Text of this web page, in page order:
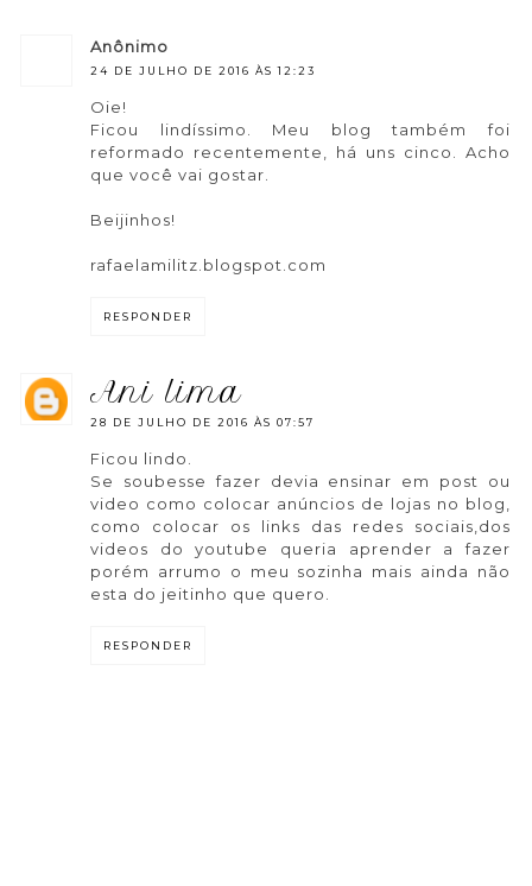
anônimo
24 DE JULHO DE 2016 ÀS 12:23
Oie!
Ficou lindíssimo. Meu blog também foi
reformado recentemente, há uns cinco. Acho
que você vai gostar.
Beijinhos!
rafaelamilitz.blogspot.com
RESPONDER
ani lima
28 DE JULHO DE 2016 ÀS 07:57
Ficou lindo.
Se soubesse fazer devia ensinar em post ou
video como colocar anúncios de lojas no blog,
como colocar os links das redes sociais,dos
videos do youtube queria aprender a fazer
porém arrumo o meu sozinha mais ainda não
esta do jeitinho que quero.
RESPONDER